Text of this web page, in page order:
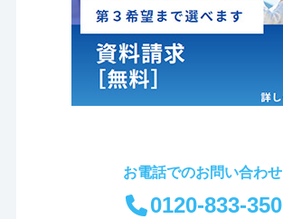
お電話でのお問い合わせ
0120-833-350